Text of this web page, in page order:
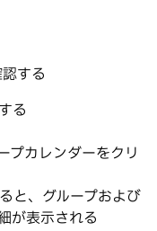
する
る
プカレンダーをクリ
と、グループおよび
が表示される